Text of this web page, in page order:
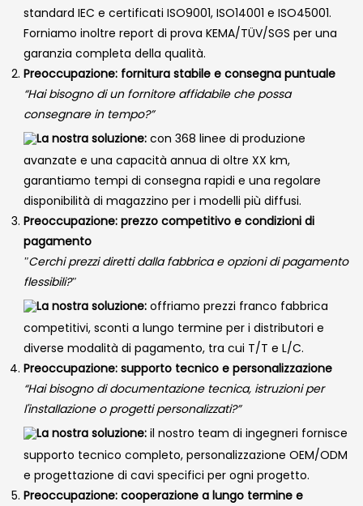
standard IEC e certificati ISO9001, ISO14001 e ISO45001.
Forniamo inoltre report di prova KEMA/TÜV/SGS per una
garanzia completa della qualità.
Preoccupazione: fornitura stabile e consegna puntuale
“Hai bisogno di un fornitore affidabile che possa
consegnare in tempo?”
La nostra soluzione: con 368 linee di produzione
avanzate e una capacità annua di oltre XX km,
garantiamo tempi di consegna rapidi e una regolare
disponibilità di magazzino per i modelli più diffusi.
Preoccupazione: prezzo competitivo e condizioni di
pagamento
"Cerchi prezzi diretti dalla fabbrica e opzioni di pagamento
flessibili?"
La nostra soluzione: offriamo prezzi franco fabbrica
competitivi, sconti a lungo termine per i distributori e
diverse modalità di pagamento, tra cui T/T e L/C.
Preoccupazione: supporto tecnico e personalizzazione
“Hai bisogno di documentazione tecnica, istruzioni per
l'installazione o progetti personalizzati?”
La nostra soluzione: il nostro team di ingegneri fornisce
supporto tecnico completo, personalizzazione OEM/ODM
e progettazione di cavi specifici per ogni progetto.
Preoccupazione: cooperazione a lungo termine e